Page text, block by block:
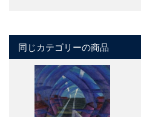
同じカテゴリーの商品